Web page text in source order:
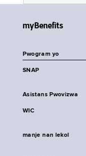
myBenefits
Pwogram yo
SNAP
Asistans Pwovizwa
WIC
manje nan lekol